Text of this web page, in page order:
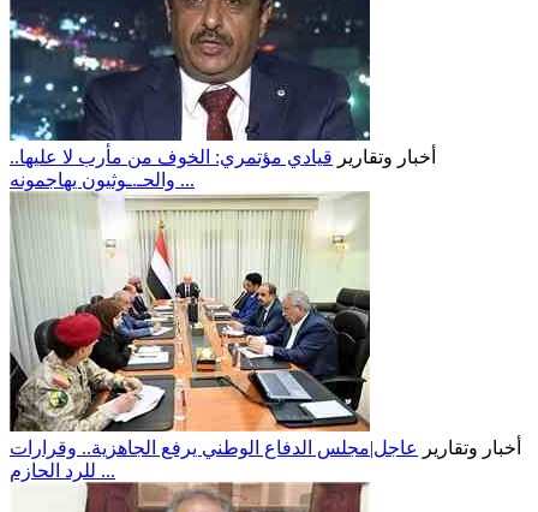
أخبار وتقارير قيادي مؤتمري: الخوف من مأرب لا عليها..
والحـ.ـوثيون يهاجمونه ...
أخبار وتقارير
عاجل|مجلس الدفاع الوطني يرفع الجاهزية.. وقرارات
للرد الحازم ...